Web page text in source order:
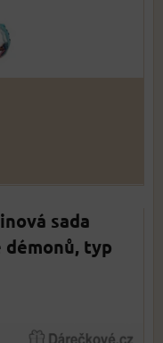
sada
démonů, typ